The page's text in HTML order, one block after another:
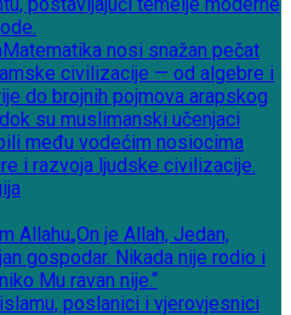
Matematika nosi snažan pečat
civilizacije — od algebre i
do brojnih pojmova arapskog
su muslimanski učenjaci
među vodećim nosiocima
i razvoja ljudske civilizacije.
Allahu„On je Allah, Jedan,
gospodar. Nikada nije rodio i
Mu ravan nije.“
poslanici i vjerovjesnici